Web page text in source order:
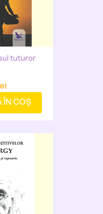
tuturor
ÎN COȘ